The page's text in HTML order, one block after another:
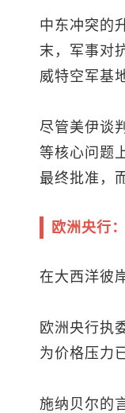
中东冲突的
末，军事对
威特空军基
尽管美伊谈
等核心问题
最终批准，
欧洲央行
在大西洋彼
欧洲央行执
为价格压力
施纳贝尔的